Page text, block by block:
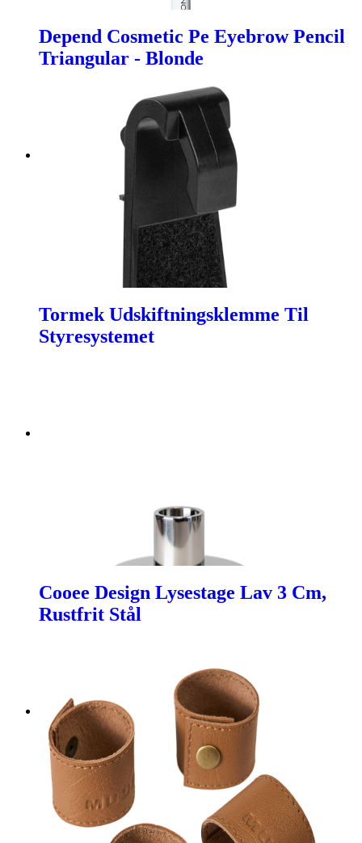
Depend Cosmetic Pe Eyebrow Pencil
Triangular - Blonde
Tormek Udskiftningsklemme Til
Styresystemet
Cooee Design Lysestage Lav 3 Cm,
Rustfrit Stål